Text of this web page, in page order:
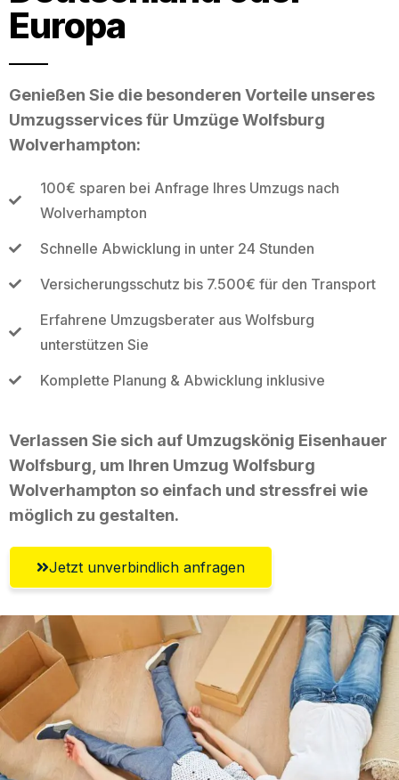
Europa
Genießen Sie die besonderen Vorteile unseres
Umzugsservices für Umzüge Wolfsburg
Wolverhampton:
100€ sparen bei Anfrage Ihres Umzugs nach
Wolverhampton
Schnelle Abwicklung in unter 24 Stunden
Versicherungsschutz bis 7.500€ für den Transport
Erfahrene Umzugsberater aus Wolfsburg
unterstützen Sie
Komplette Planung & Abwicklung inklusive
Verlassen Sie sich auf Umzugskönig Eisenhauer
Wolfsburg, um Ihren Umzug Wolfsburg
Wolverhampton so einfach und stressfrei wie
möglich zu gestalten.
Jetzt unverbindlich anfragen